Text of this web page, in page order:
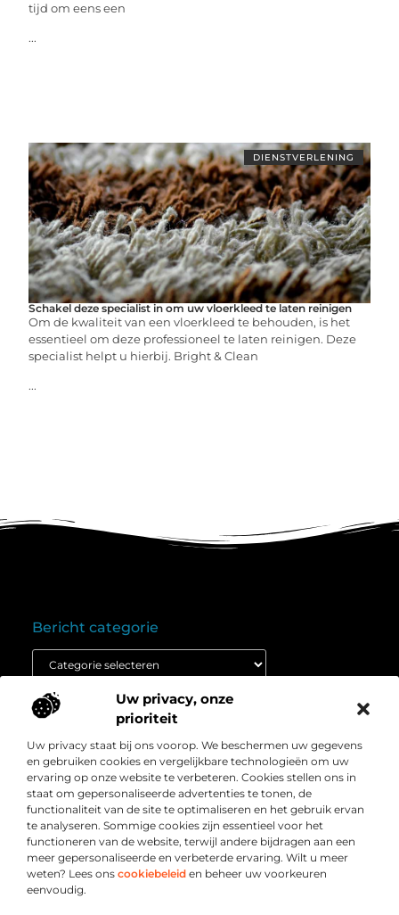
Uw privacy, onze
prioriteit
Uw privacy staat bij ons voorop. We beschermen uw gegevens
en gebruiken cookies en vergelijkbare technologieën om uw
ervaring op onze website te verbeteren. Cookies stellen ons in
staat om gepersonaliseerde advertenties te tonen, de
functionaliteit van de site te optimaliseren en het gebruik ervan
te analyseren. Sommige cookies zijn essentieel voor het
functioneren van de website, terwijl andere bijdragen aan een
meer gepersonaliseerde en verbeterde ervaring. Wilt u meer
weten? Lees ons cookiebeleid en beheer uw voorkeuren
eenvoudig.
tijd om eens een
...
DIENSTVERLENING
Schakel deze specialist in om uw vloerkleed te laten reinigen
Om de kwaliteit van een vloerkleed te behouden, is het
essentieel om deze professioneel te laten reinigen. Deze
specialist helpt u hierbij. Bright & Clean
...
Over
Bedrijf
” Het platform voor slimme inzichten en
conversieboosts “
Duik in waardevolle content, praktische strategieën en
inspirerende cases die jouw webshop naar een hoger
niveau tillen. Welkom bij Webshop-conversie.nl – jouw
bron voor resultaatgerichte kennis en online groei.
Onze informatie
Bericht categorie